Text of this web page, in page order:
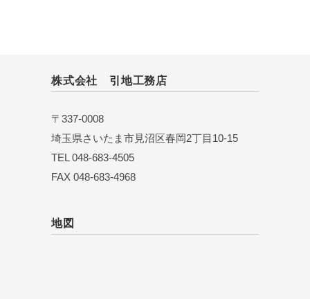
株式会社 引地工務店
〒337-0008
埼玉県さいたま市見沼区春岡2丁目10-15
TEL 048-683-4505
FAX 048-683-4968
地図